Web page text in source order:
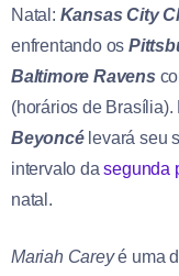
Natal: Kansas City
enfrentando os
Baltimore Ravens
(horários de
Beyoncélevará seu
intervalo dasegunda
natal.
Mariah Careyé uma